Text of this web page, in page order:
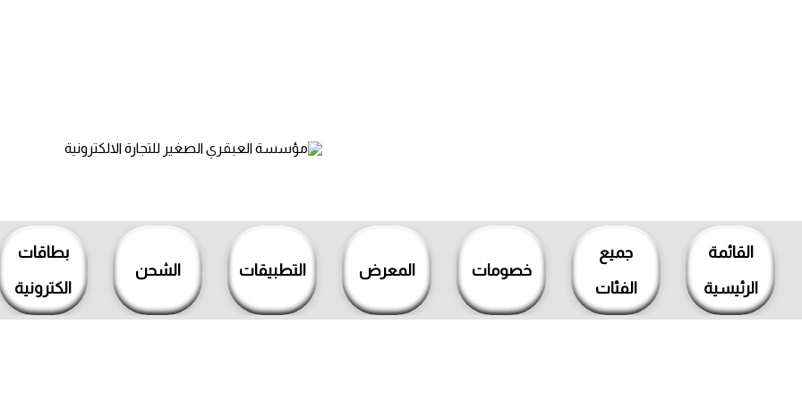
القائمة
الرئيسية
جميع
الفئات
خصومات المعرض التطبيقات الشحن
بطاقات
الكترونية
المحتوى